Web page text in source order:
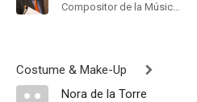
Compositor de la Música Original, Main Title Theme Composer
Costume & Make-Up
Nora de la Torre